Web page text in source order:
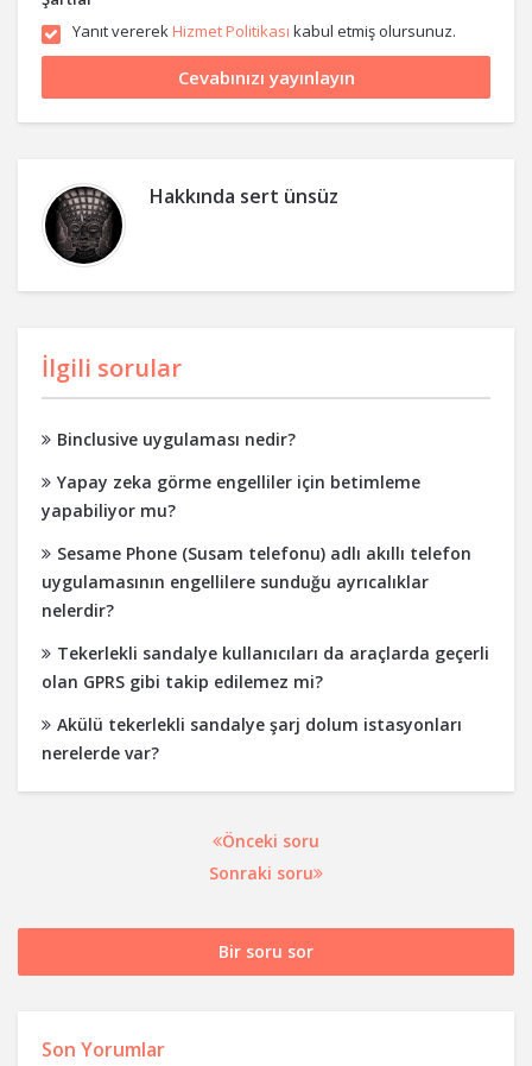
Yanıt vererek Hizmet Politikası kabul etmiş olursunuz.
Hakkında sert ünsüz
İlgili sorular
Binclusive uygulaması nedir?
Yapay zeka görme engelliler için betimleme
yapabiliyor mu?
Sesame Phone (Susam telefonu) adlı akıllı telefon
uygulamasının engellilere sunduğu ayrıcalıklar
nelerdir?
Tekerlekli sandalye kullanıcıları da araçlarda geçerli
olan GPRS gibi takip edilemez mi?
Akülü tekerlekli sandalye şarj dolum istasyonları
nerelerde var?
Önceki soru
Sonraki soru
Bir soru sor
Son Yorumlar